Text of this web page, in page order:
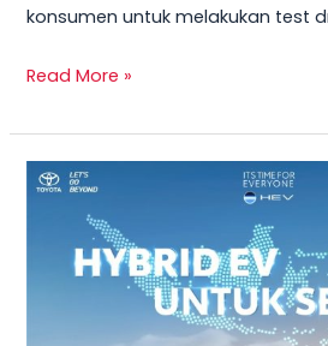
konsumen untuk melakukan test
Pulang
TV
GRATIS!
Read More »
Toyota